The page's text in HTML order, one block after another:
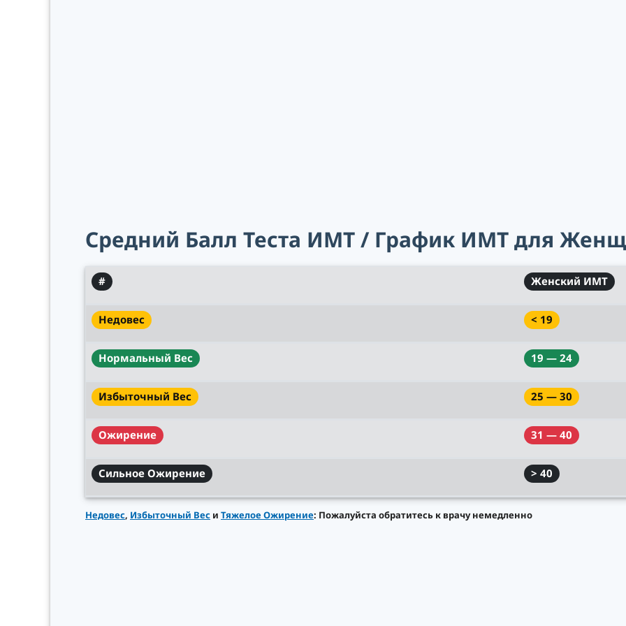
Средний Балл Теста ИМТ / График ИМТ для
# Женский ИМТ
Недовес < 19
Нормальный Вес 19 — 24
Избыточный Вес 25 — 30
Ожирение 31 — 40
Сильное Ожирение > 40
Недовес, Избыточный Вес и Тяжелое Ожирение: Пожалуйста обратитесь к врачу немедленно